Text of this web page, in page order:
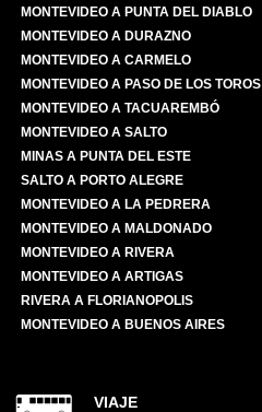
MONTEVIDEO A PUNTA DEL DIABLO
MONTEVIDEO A DURAZNO
MONTEVIDEO A CARMELO
MONTEVIDEO A PASO DE LOS TOROS
MONTEVIDEO A TACUAREMBÓ
MONTEVIDEO A SALTO
MINAS A PUNTA DEL ESTE
SALTO A PORTO ALEGRE
MONTEVIDEO A LA PEDRERA
MONTEVIDEO A MALDONADO
MONTEVIDEO A RIVERA
MONTEVIDEO A ARTIGAS
RIVERA A FLORIANOPOLIS
MONTEVIDEO A BUENOS AIRES
VIAJE